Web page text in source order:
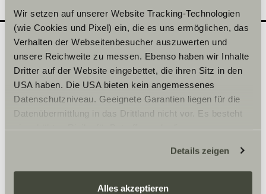
Wir setzen auf unserer Website Tracking-Technologien
(wie Cookies und Pixel) ein, die es uns ermöglichen, das
Verhalten der Webseitenbesucher auszuwerten und
unsere Reichweite zu messen. Ebenso haben wir Inhalte
Dritter auf der Website eingebettet, die ihren Sitz in den
USA haben. Die USA bieten kein angemessenes
Datenschutzniveau. Geeignete Garantien liegen für die
Datenübermittlung in das Drittland nicht vor. Es besteht
zustehen. Eingesetzte Dienstleister können Daten für
eigene Zwecke verarbeiten und mit anderen Daten
zusammenführen. Weitere Informationen finden Sie hier:
Details zeigen
Alles akzeptieren
2
Quel modèle souhaiteriez-
vous découvrir en
concession ?
Inscrivez ici la date de votre choix.